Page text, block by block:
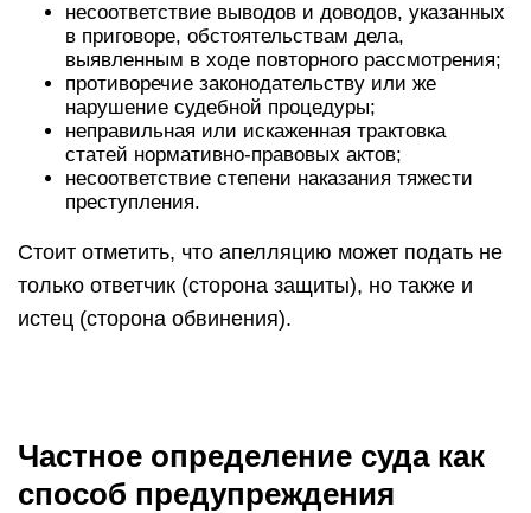
несоответствие выводов и доводов, указанных
в приговоре, обстоятельствам дела,
выявленным в ходе повторного рассмотрения;
противоречие законодательству или же
нарушение судебной процедуры;
неправильная или искаженная трактовка
статей нормативно-правовых актов;
несоответствие степени наказания тяжести
преступления.
Стоит отметить, что апелляцию может подать не
только ответчик (сторона защиты), но также и
истец (сторона обвинения).
Частное определение суда как
способ предупреждения